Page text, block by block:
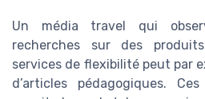
Un média travel qui
recherches sur des
services de flexibilité peut par
d’articles pédagogiques.